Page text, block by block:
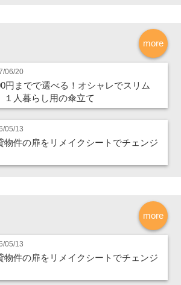
more
06/20
円までで選べる！オシャレでスリム
１人暮らし用の傘立て
05/13
物件の扉をリメイクシートでチェンジ
more
05/13
物件の扉をリメイクシートでチェンジ